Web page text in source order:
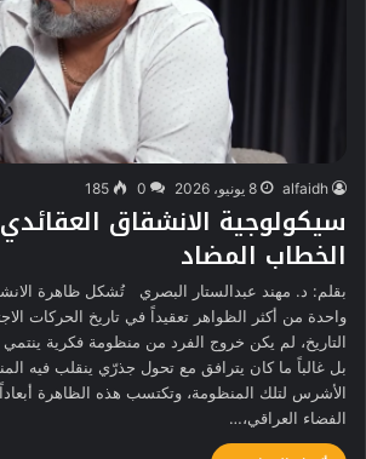
alfaidh 8 يونيو، 2026 0
185
سيكولوجية الانشقاق
الخطاب المضاد
بقلم: د. مهند عبدالستار البصري تُشكل ظاهرة
واحدة من أكثر الظواهر تعقيداً في تاريخ الحركات
التاريخ، لم يكن خروج الفرد من منظومة فكرية
بل غالباً ما كان يترافق مع تحول جذرّي ينقلب فيه
الأشرس لتلك المنظومة، وتكتسب هذه الظاهرة
الفضاء العراقي،…